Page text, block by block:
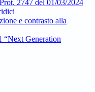
2747 del 01/03/2024
e contrasto alla
“Next Generation